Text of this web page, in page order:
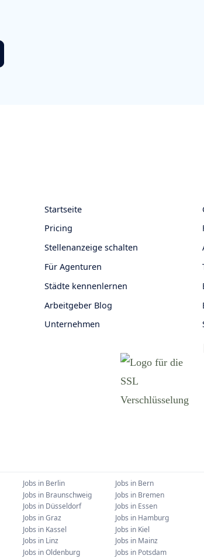
Startseite
Pricing
Stellenanzeige schalten
Für Agenturen
Städte kennenlernen
Arbeitgeber Blog
Unternehmen
Jobs in Berlin Jobs in Bern
Jobs in Braunschweig Jobs in Bremen
Jobs in Düsseldorf Jobs in Essen
Jobs inGraz Jobs in Hamburg
Jobs in Kassel Jobs in Kiel
Jobs in Linz Jobs in Mainz
Jobs inOldenburg Jobs in Potsdam